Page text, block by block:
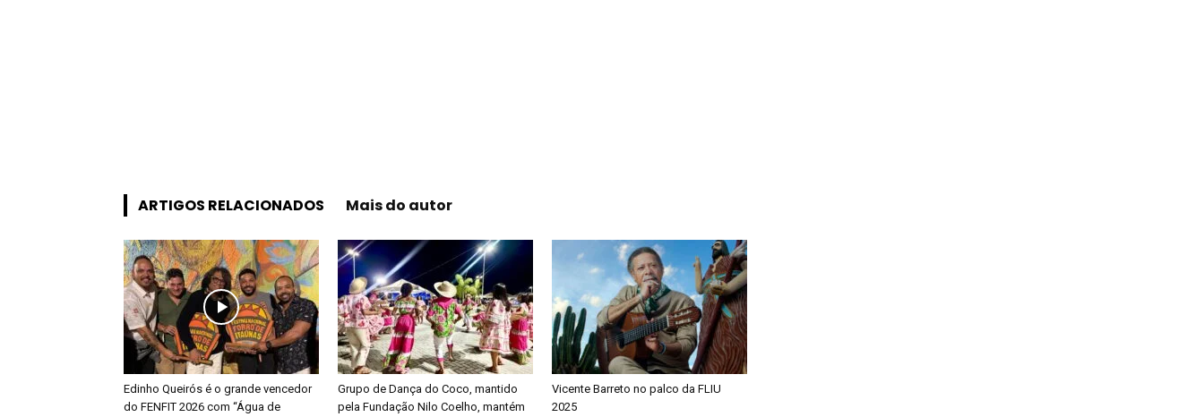
ARTIGOS RELACIONADOS Mais do autor
Edinho Queirós é o grande vencedor
do FENFIT 2026 com “Água de
Grupo de Dança do Coco, mantido
pela Fundação Nilo Coelho, mantém
Vicente Barreto no palco da FLIU
2025